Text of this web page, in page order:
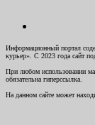
Информационный портал
курьер». С 2023 года сайт
При любом использовании
обязательна гиперссылка.
На данном сайте может